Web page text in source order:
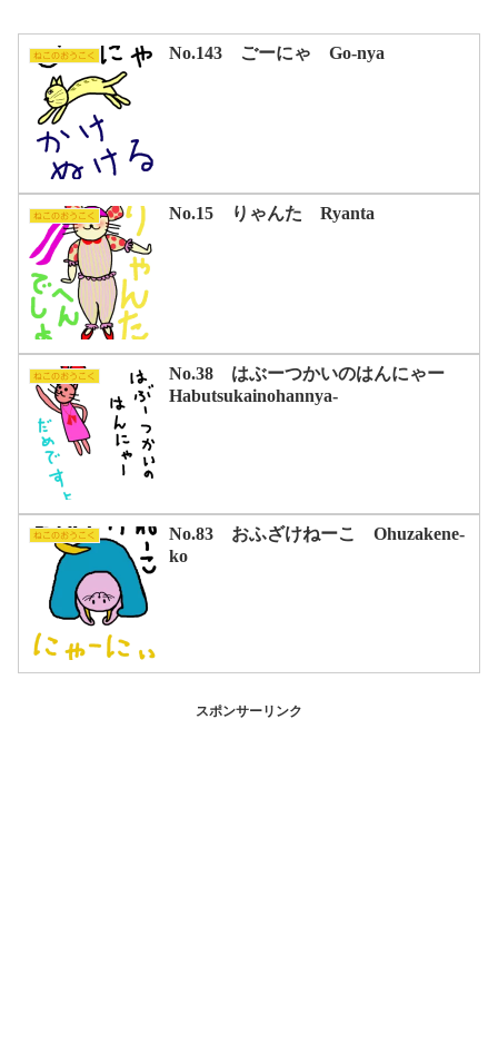
ねこのおうこく No.143 ごーにゃ Go-nya
ねこのおうこく No.15 りゃんた Ryanta
ねこのおうこく
No.38 はぶーつかいのはんにゃー
Habutsukainohannya-
ねこのおうこく
No.83 おふざけねーこ Ohuzakene-
ko
スポンサーリンク